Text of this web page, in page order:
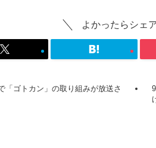
よかったらシェ
「ゴトカン」の取り組みが放送さ